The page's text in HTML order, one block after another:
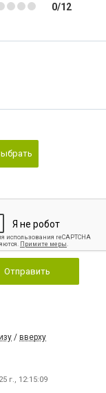
0/12
Отправить
/ вверху
г., 12:15:09